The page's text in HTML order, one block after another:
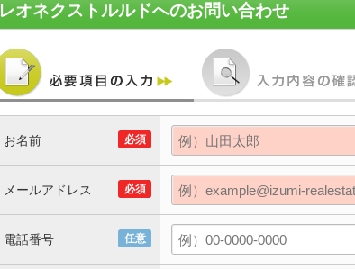
レオネクストルルドへのお問い合わせ
必須
お名前
必須
メールアドレス
任意
電話番号